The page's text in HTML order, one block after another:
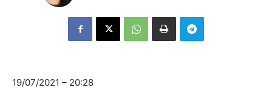
19/07/2021 – 20:28